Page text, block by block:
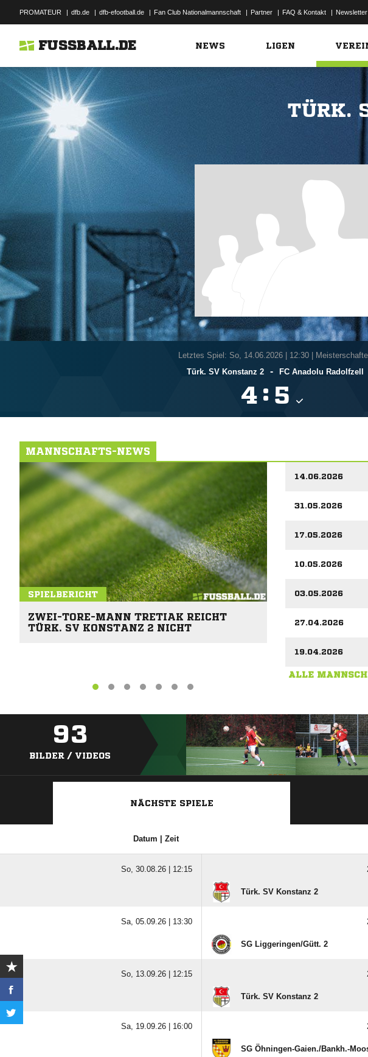
PROMATEUR | dfb.de | dfb-efootball.de | Fan Club Nationalmannschaft | Partner | FAQ & Kontakt | Newsletter
FUSSBALL.DE NEWS LIGEN
TÜRK.
Letztes Spiel: So, 14.06.2026| 12:30 |
Türk. SV Konstanz 2
- FC Anadolu Radolfzell
 : 
MANNSCHAFTS-NEWS
SPIELBERICHT
ZWEI-TORE-MANN TRETIAK REICHT
TÜRK. SV KONSTANZ 2 NICHT
14.06.2026
31.05.2026
17.05.2026
10.05.2026
03.05.2026
27.04.2026
19.04.2026
ALLE
93
BILDER / VIDEOS
NÄCHSTE SPIELE
Datum | Zeit
So, 30.08.26 | 12:15
Türk. SV Konstanz 2
Sa, 05.09.26 | 13:30
SG Liggeringen/​Gütt. 2
So, 13.09.26 | 12:15
Türk. SV Konstanz 2
Sa, 19.09.26 | 16:00
SG Öhningen-Gaien./​Bankh.-